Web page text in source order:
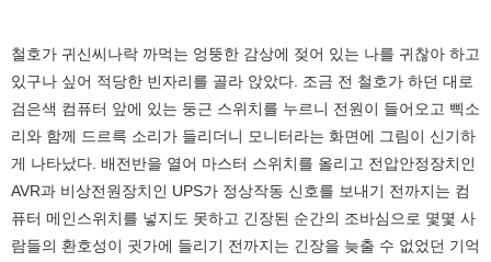
철호가 귀신씨나락 까먹는 엉뚱한 감상에 젖어 있는 나를 귀찮아 하고
있구나 싶어 적당한 빈자리를 골라 앉았다. 조금 전 철호가 하던 대로
검은색 컴퓨터 앞에 있는 둥근 스위치를 누르니 전원이 들어오고 삑소
리와 함께 드르륵 소리가 들리더니 모니터라는 화면에 그림이 신기하
게 나타났다. 배전반을 열어 마스터 스위치를 올리고 전압안정장치인
AVR과 비상전원장치인 UPS가 정상작동 신호를 보내기 전까지는 컴
퓨터 메인스위치를 넣지도 못하고 긴장된 순간의 조바심으로 몇몇 사
람들의 환호성이 귓가에 들리기 전까지는 긴장을 늦출 수 없었던 기억